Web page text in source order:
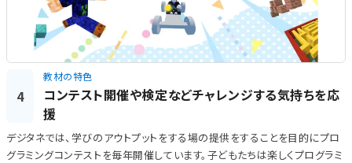
4
教材の特色
コンテスト開催や検定などチャレンジする気持ちを応
援
デジタネでは、学びのアウトプットをする場の提供をすることを目的にプロ
グラミングコンテストを毎年開催しています。子どもたちは楽しくプログラミ